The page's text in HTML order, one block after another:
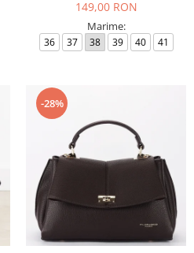
149,00 RON
Marime:
36 37 38 39 40 41
-28%